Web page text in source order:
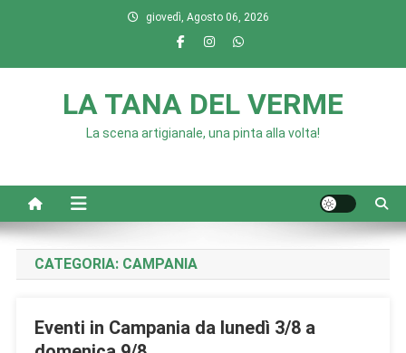
giovedì, Agosto 06, 2026
LA TANA DEL VERME
La scena artigianale, una pinta alla volta!
CATEGORIA: CAMPANIA
Eventi in Campania da lunedì 3/8 a